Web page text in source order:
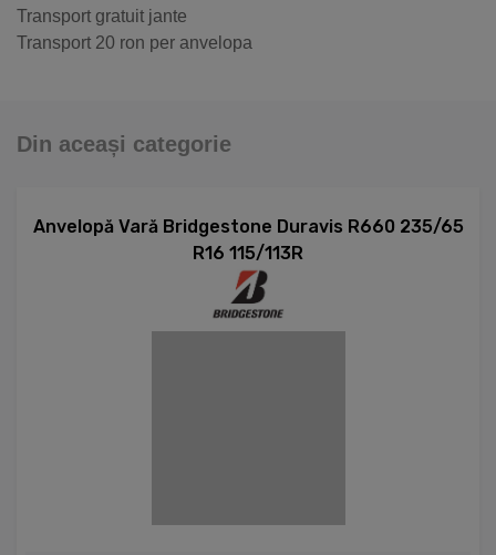
Transport gratuit jante
Transport 20 ron per anvelopa
Din aceași categorie
Anvelopă Vară Bridgestone Duravis R660 235/65
R16 115/113R